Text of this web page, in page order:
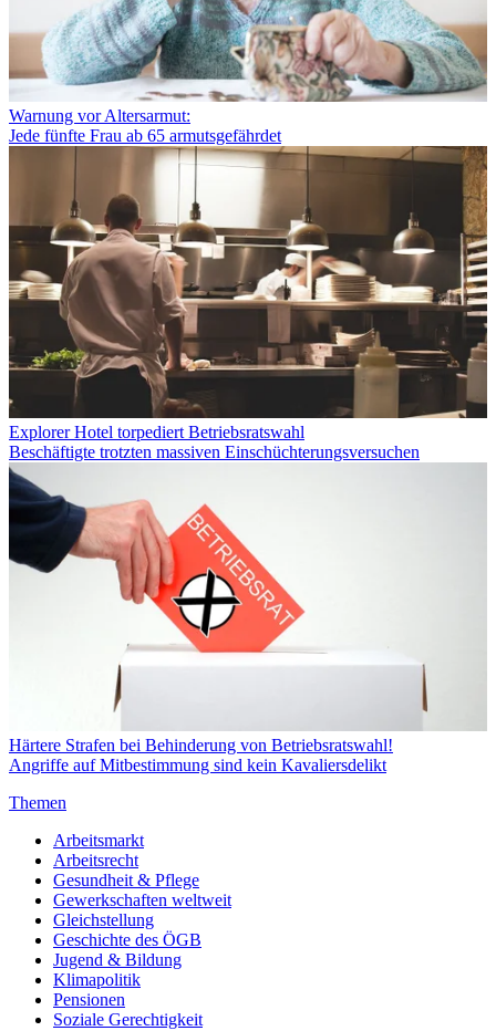
Warnung vor Altersarmut:
Jede fünfte Frau ab 65 armutsgefährdet
Explorer Hotel torpediert Betriebsratswahl
Beschäftigte trotzten massiven Einschüchterungsversuchen
Härtere Strafen bei Behinderung von Betriebsratswahl!
Angriffe auf Mitbestimmung sind kein Kavaliersdelikt
Themen
Arbeitsmarkt
Arbeitsrecht
Gesundheit & Pflege
Gewerkschaften weltweit
Gleichstellung
Geschichte des ÖGB
Jugend & Bildung
Klimapolitik
Pensionen
Soziale Gerechtigkeit